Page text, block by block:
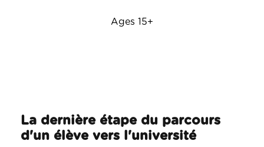
Ages 15+
La dernière étape du parcours
d'un élève vers l'université